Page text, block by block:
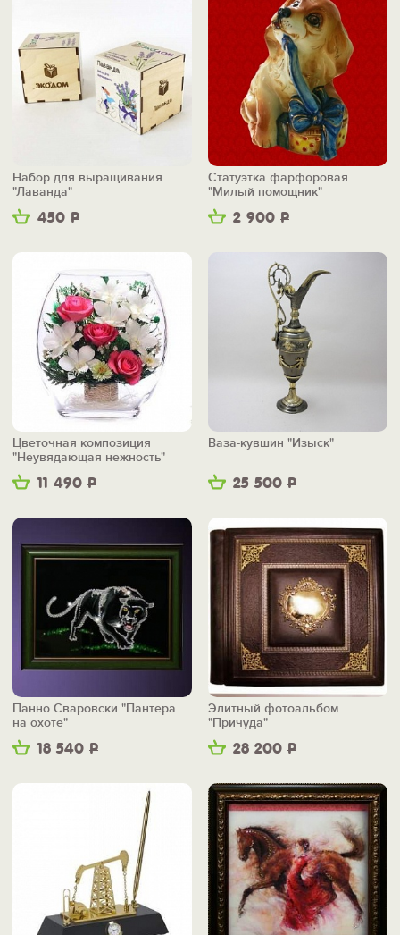
450 Р
Набор для выращивания
"Лаванда"
2 900 Р
Статуэтка фарфоровая
"Милый помощник"
11 490 Р
Цветочная композиция
"Неувядающая нежность"
25 500 Р
Ваза-кувшин "Изыск"
18 540 Р
Панно Сваровски "Пантера
на охоте"
28 200 Р
Элитный фотоальбом
"Причуда"